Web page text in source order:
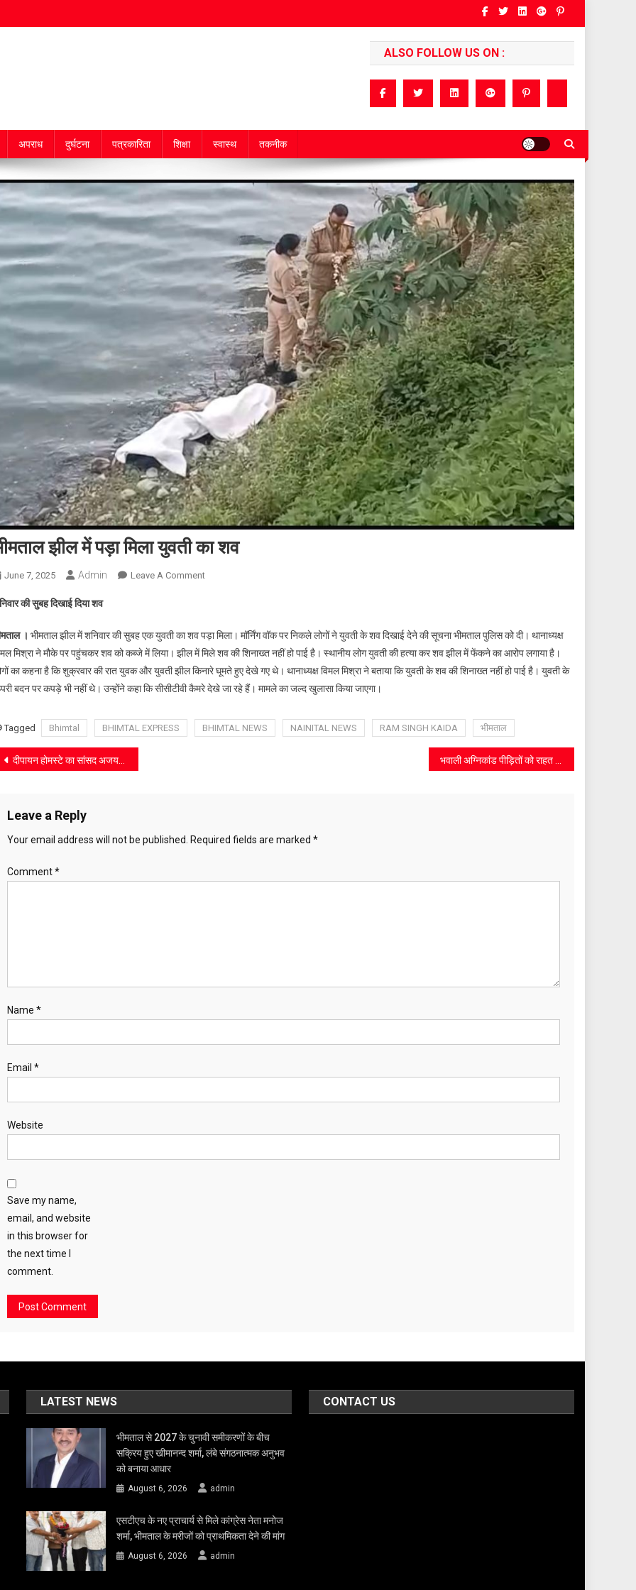
ALSO FOLLOW US ON :
अपराध दुर्घटना पत्रकारिता शिक्षा स्वास्थ तकनीक
झील में पड़ा मिला युवती का शव
June 7, 2025 Admin Leave A CommentOn
पड़ा
मिला
युवती
का
की सुबह दिखाई दिया शव
। भीमताल झील में शनिवार की सुबह एक युवती का शव पड़ा मिला। मॉर्निंग वॉक पर निकले लोगों ने युवती के शव दिखाई देने की सूचना भीमताल पुलिस को दी। थानाध्यक्ष
मिश्रा ने मौके पर पहुंचकर शव को कब्जे में लिया। झील में मिले शव की शिनाख्त नहीं हो पाई है। स्थानीय लोग युवती की हत्या कर शव झील में फेंकने का आरोप लगाया है।
का कहना है कि शुक्रवार की रात युवक और युवती झील किनारे घूमते हुए देखे गए थे। थानाध्यक्ष विमल मिश्रा ने बताया कि युवती के शव की शिनाख्त नहीं हो पाई है। युवती के
बदन पर कपड़े भी नहीं थे। उन्होंने कहा कि सीसीटीवी कैमरे देखे जा रहे हैं। मामले का जल्द खुलासा किया जाएगा।
Tagged Bhimtal BHIMTAL EXPRESS BHIMTAL NEWS NAINITAL NEWS RAM SINGH KAIDA भीमताल
Post
दीपायन होमस्टे का सांसद अजय भट्ट ने किया शुभारंभ भवाली अग्निकांड पीड़ितों को राहत दिलाने को सांसद अजय भट्ट ने सीएम को सौंपा पत्र
Leave a Reply
Your email address will not be published. Required fields are marked *
Comment*
Name *
Email *
Website
Save my name,
email, and website
in this browser for
the next time I
comment.
LATEST NEWS
भीमताल से 2027 के चुनावी समीकरणों के बीच
सक्रिय हुए खीमानन्द शर्मा, लंबे संगठनात्मक अनुभव
को बनाया आधार
August 6, 2026 admin
एसटीएच के नए प्राचार्य से मिले कांग्रेस नेता मनोज
शर्मा, भीमताल के मरीजों को प्राथमिकता देने की मांग
August 6, 2026 admin
CONTACT US